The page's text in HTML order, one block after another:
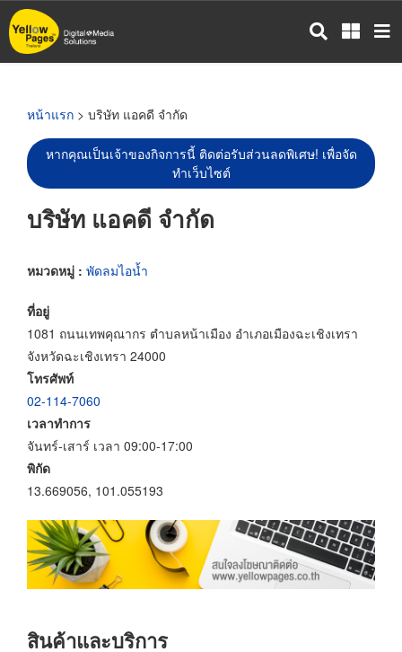
ข้าม
ไป
หน้าแรก > บริษัท แอคดี จำกัด
หากคุณเป็นเจ้าของกิจการนี้ ติดต่อรับส่วนลดพิเศษ! เพื่อจัด
ทำเว็บไซต์
บริษัท แอคดี จำกัด
หมวดหมู่ : พัดลมไอน้ำ
ที่อยู่
1081 ถนนเทพคุณากร ตำบลหน้าเมือง อำเภอเมืองฉะเชิงเทรา
จังหวัดฉะเชิงเทรา 24000
โทรศัพท์
02-114-7060
เวลาทำการ
จันทร์-เสาร์ เวลา 09:00-17:00
พิกัด
13.669056, 101.055193
สินค้าและบริการ